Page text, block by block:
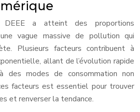
a atteint des proportions
vague massive de pollution qui
Plusieurs facteurs contribuent à
allant de l’évolution rapide
des modes de consommation non
facteurs est essentiel pour trouver
et renverser la tendance.